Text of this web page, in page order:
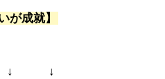
が成就】
↓